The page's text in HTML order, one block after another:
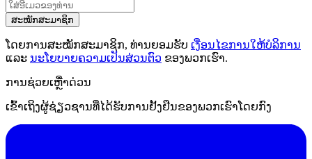
ສະໝັກສະມາຊິກ
ໂດຍການສະໝັກສະມາຊິກ, ທ່ານຍອມຮັບ ເງື່ອນໄຂການໃຫ້ບໍລິການ
ແລະ ນະໂຍບາຍຄວາມເປັນສ່ວນຕົວ ຂອງພວກເຮົາ.
ການຊ່ວຍເຫຼືໍາດ່ວນ
ເຂົ້າເຖິງຜູ້ຊ່ຽວຊານທີ່ໄດ້ຮັບການຢັ້ງຢືນຂອງພວກເຮົາໂດຍກົງ